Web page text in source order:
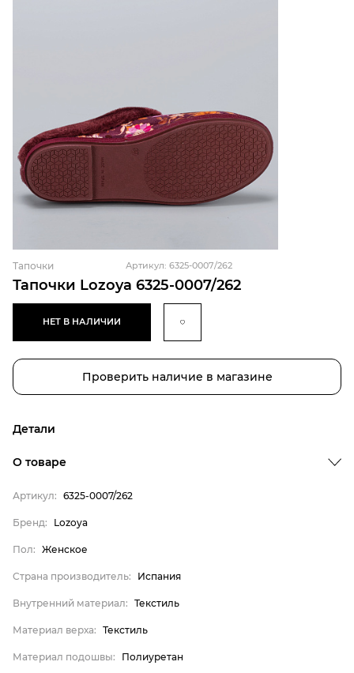
Тапочки Lozoya 6325-0007/262
Тапочки Артикул: 6325-0007/262
НЕТ В НАЛИЧИИ
Проверить наличие в магазине
Детали
Бренд
Пол
Страна производитель
Внутренний материал
Lozoya
О товаре
Артикул: 6325-0007/262
Бренд: Lozoya
Пол: Женское
Страна производитель: Испания
Внутренний материал: Текстиль
Материал верха: Текстиль
Материал подошвы: Полиуретан